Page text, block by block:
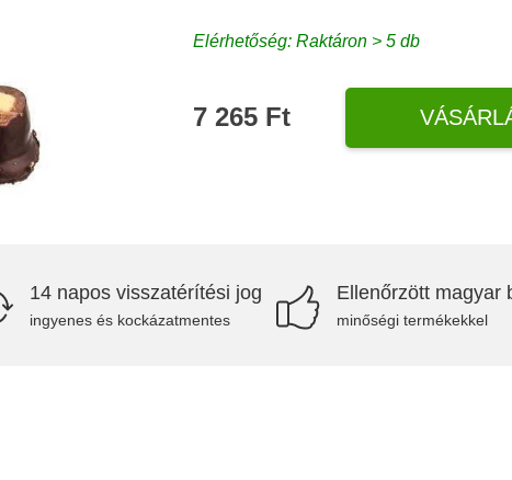
Elérhetőség: Raktáron > 5 db
7 265 Ft
14 napos visszatérítési jog
ingyenes és kockázatmentes
Ellenőrzött magyar
minőségi termékekkel